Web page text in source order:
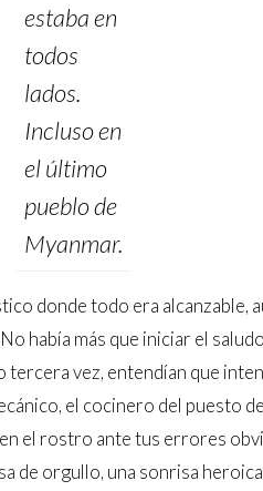
estaba en
todos
lados.
Incluso en
el último
pueblo de
Myanmar.
donde todo era alcanzable,
había más que iniciar el
tercera vez, entendían que
el cocinero del puesto
el rostro ante tus errores
de orgullo, una sonrisa